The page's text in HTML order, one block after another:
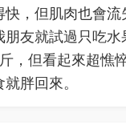
快，但肌肉也會流
朋友就試過只吃水
，但看起來超憔
胖回來。